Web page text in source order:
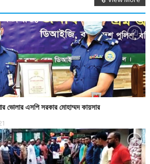
ভোলার এসপি সরকার মোহাম্মদ কায়সার